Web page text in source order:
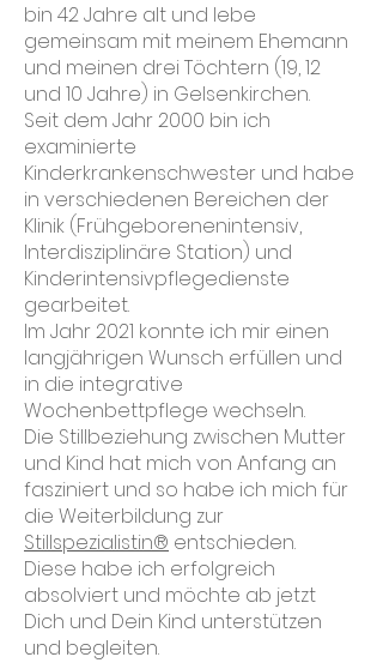
bin 42 Jahre alt und lebe
gemeinsam mit meinem Ehemann
und meinen drei Töchtern (19, 12
und 10 Jahre) in Gelsenkirchen.
Seit dem Jahr 2000 bin ich
examinierte
Kinderkrankenschwester und habe
in verschiedenen Bereichen der
Klinik (Frühgeborenenintensiv,
Interdisziplinäre Station) und
Kinderintensivpflegedienste
gearbeitet.
Im Jahr 2021 konnte ich mir einen
langjährigen Wunsch erfüllen und
in die integrative
Wochenbettpflege wechseln.
Die Stillbeziehung zwischen Mutter
und Kind hat mich von Anfang an
fasziniert und so habe ich mich für
die Weiterbildung zur
Stillspezialistin® entschieden.
Diese habe ich erfolgreich
absolviert und möchte ab jetzt
Dich und Dein Kind unterstützen
und begleiten.